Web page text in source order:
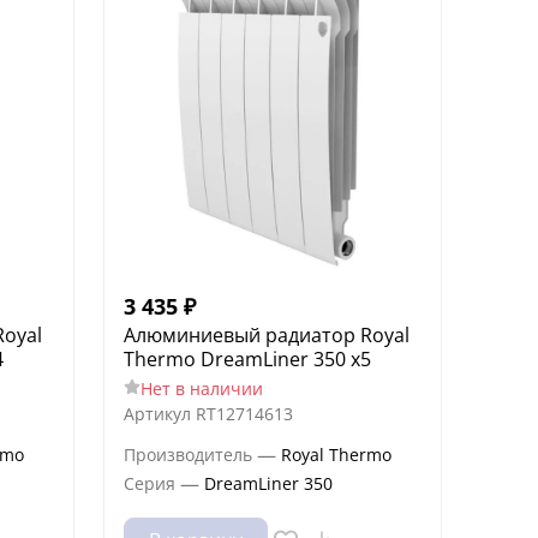
3 435 ₽
Алюминиевый радиатор Royal
Thermo DreamLiner 350 x5
Нет в наличии
Артикул RT12714613
Производитель — Royal Thermo
Серия — DreamLiner 350